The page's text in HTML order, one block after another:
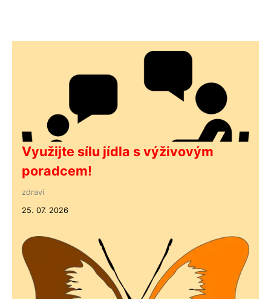
Využijte sílu jídla s výživovým
poradcem!
zdraví
25. 07. 2026